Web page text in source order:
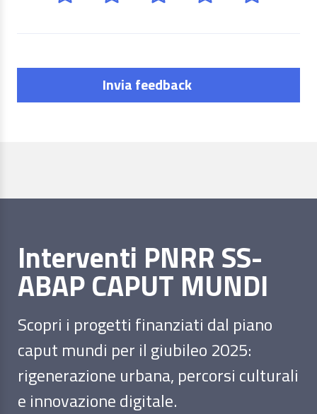
Invia feedback
Interventi PNRR SS-
ABAP CAPUT MUNDI
Scopri i progetti finanziati dal piano
caput mundi per il giubileo 2025:
rigenerazione urbana, percorsi culturali
e innovazione digitale.